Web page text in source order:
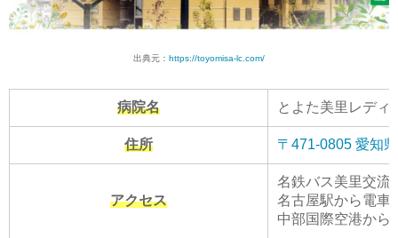
出典元： https://toyomisa-lc.com/
病院名 とよた美里レディ
住所 〒471-0805 愛知
アクセス
名鉄バス美里交流
名古屋駅から電車
中部国際空港から